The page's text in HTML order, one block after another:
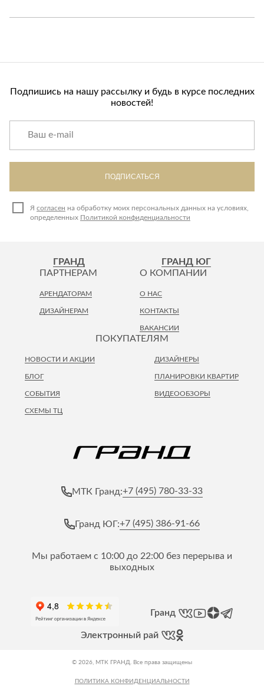
Подпишись на нашу рассылку и будь в курсе последних
новостей!
ПОДПИСАТЬСЯ
Я согласен на обработку моих персональных данных на условиях,
определенных Политикой конфиденциальности
ГРАНД ГРАНД ЮГ
ПОКУПАТЕЛЯМ
НОВОСТИ И АКЦИИ
ПЛАНИРОВКИ КВАРТИР
ВИДЕООБЗОРЫ
БЛОГ
СОБЫТИЯ
СХЕМЫ ТЦ
ДИЗАЙНЕРЫ
ПАРТНЕРАМ
АРЕНДАТОРАМ
ДИЗАЙНЕРАМ
О КОМПАНИИ
О НАС
КОНТАКТЫ
ВАКАНСИИ
МТК Гранд:+7 (495) 780-33-33
Гранд ЮГ:+7 (495) 386-91-66
Мы работаем с 10:00 до 22:00 без перерыва и
выходных
Гранд
Электронный рай
© 2026, МТК ГРАНД. Все права защищены
ПОЛИТИКА КОНФИДЕНЦИАЛЬНОСТИ